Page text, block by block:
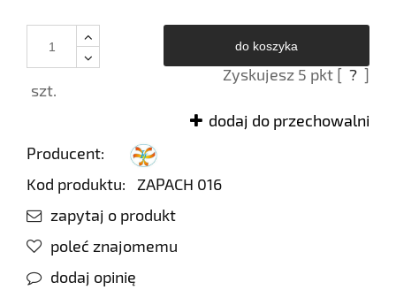
szt.
do koszyka
Zyskujesz 5 pkt [ ? ]
dodaj do przechowalni
Producent:
Kod produktu:
ZAPACH 016
zapytaj o produkt
poleć znajomemu
dodaj opinię